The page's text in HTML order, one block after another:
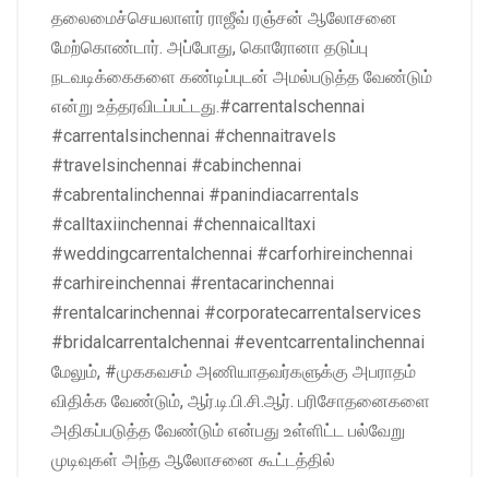
தலைமைச்செயலாளர் ராஜீவ் ரஞ்சன் ஆலோசனை
மேற்கொண்டார். அப்போது, கொரோனா தடுப்பு
நடவடிக்கைகளை கண்டிப்புடன் அமல்படுத்த வேண்டும்
என்று உத்தரவிடப்பட்டது.#carrentalschennai
#carrentalsinchennai #chennaitravels
#travelsinchennai #cabinchennai
#cabrentalinchennai #panindiacarrentals
#calltaxiinchennai #chennaicalltaxi
#weddingcarrentalchennai #carforhireinchennai
#carhireinchennai #rentacarinchennai
#rentalcarinchennai #corporatecarrentalservices
#bridalcarrentalchennai #eventcarrentalinchennai
மேலும், #முககவசம் அணியாதவர்களுக்கு அபராதம்
விதிக்க வேண்டும், ஆர்.டி.பி.சி.ஆர். பரிசோதனைகளை
அதிகப்படுத்த வேண்டும் என்பது உள்ளிட்ட பல்வேறு
முடிவுகள் அந்த ஆலோசனை கூட்டத்தில்